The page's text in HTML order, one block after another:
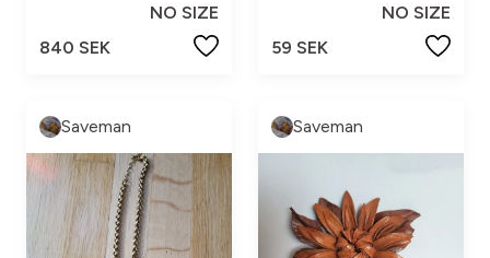
NO SIZE
840 SEK
NO SIZE
59 SEK
Saveman Saveman